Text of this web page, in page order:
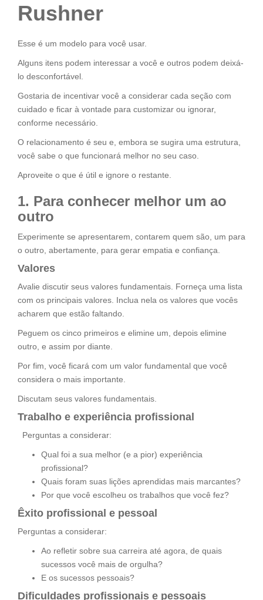
Rushner
Esse é um modelo para você usar.
Alguns itens podem interessar a você e outros podem deixá-
lo desconfortável.
Gostaria de incentivar você a considerar cada seção com
cuidado e ficar à vontade para customizar ou ignorar,
conforme necessário.
O relacionamento é seu e, embora se sugira uma estrutura,
você sabe o que funcionará melhor no seu caso.
Aproveite o que é útil e ignore o restante.
1. Para conhecer melhor um ao
outro
Experimente se apresentarem, contarem quem são, um para
o outro, abertamente, para gerar empatia e confiança.
Valores
Avalie discutir seus valores fundamentais. Forneça uma lista
com os principais valores. Inclua nela os valores que vocês
acharem que estão faltando.
Peguem os cinco primeiros e elimine um, depois elimine
outro, e assim por diante.
Por fim, você ficará com um valor fundamental que você
considera o mais importante.
Discutam seus valores fundamentais.
Trabalho e experiência profissional
Perguntas a considerar:
Qual foi a sua melhor (e a pior) experiência
profissional?
Quais foram suas lições aprendidas mais marcantes?
Por que você escolheu os trabalhos que você fez?
Êxito profissional e pessoal
Perguntas a considerar:
Ao refletir sobre sua carreira até agora, de quais
sucessos você mais de orgulha?
E os sucessos pessoais?
Dificuldades profissionais e pessoais